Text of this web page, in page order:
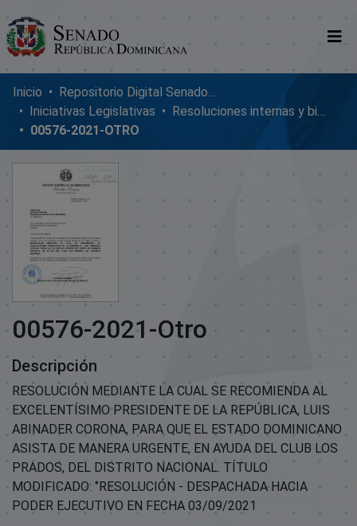
Comunidades
Glosario
Nosotros
Inicio
Repositorio Digital SenadoRD
Iniciativas Legislativas
Resoluciones internas y bicamerales
00576-2021-OTRO
00576-2021-Otro
Descripción
RESOLUCIÓN MEDIANTE LA CUAL SE RECOMIENDA AL
EXCELENTÍSIMO PRESIDENTE DE LA REPÚBLICA, LUIS
ABINADER CORONA, PARA QUE EL ESTADO DOMINICANO
ASISTA DE MANERA URGENTE, EN AYUDA DEL CLUB LOS
PRADOS, DEL DISTRITO NACIONAL. TÍTULO
MODIFICADO: ‘’RESOLUCIÓN - DESPACHADA HACIA
PODER EJECUTIVO EN FECHA 03/09/2021